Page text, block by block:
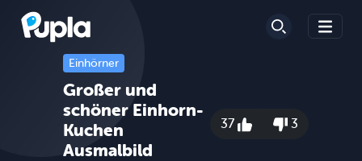
Einhörner
Großer und
schöner Einhorn-
Kuchen
Ausmalbild
37 3